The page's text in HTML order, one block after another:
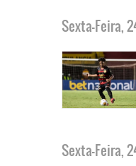
Sexta-Feira,
Sexta-Feira,